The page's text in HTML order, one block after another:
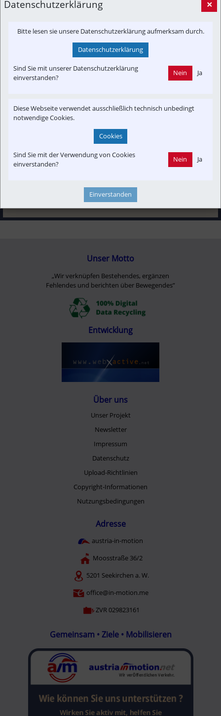
zukunftsorientierte Mobilität ein.
Interessensgruppen
Austria-In-Motion
Fachbeitrag Projekt
Umwelt
Themenbereiche
Newslink
Verkehrspolitik
Unser Motto
„Wir verknüpfen Bestehendes, ergänzen
Fehlendes und berichten über Bewegendes”
Entwicklung
Über uns
Unser Projekt
Newsletter
Impressum
Datenschutz
Upload-Richtlinien
Copyright-Informationen
Nutzungsbedingungen
Adresse
austria-in-motion
Moosstraße 36/2
5201 Seekirchen a. W.
office@in-motion.me
ZVR 029823161
Gemeinsam • Ziele • Mobilisieren
Datenschutzerklärung ×
Bitte lesen sie unsere Datenschutzerklärung aufmerksam durch.
Datenschutzerklärung
Sind Sie mit unserer Datenschutzerklärung
einverstanden?
Nein Ja
Diese Webseite verwendet ausschließlich technisch unbedingt
notwendige Cookies.
Cookies
Sind Sie mit der Verwendung von Cookies
einverstanden?
Nein Ja
Einverstanden